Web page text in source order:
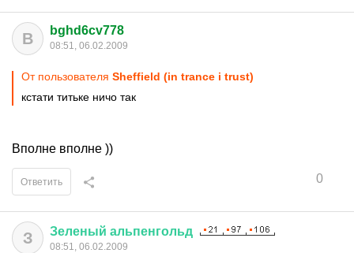
B bghd6cv778
08:51, 06.02.2009
От пользователя Sheffield (in trance i trust)
кстати титьке ничо так
Вполне вполне ))
0
Ответить
З Зеленый альпенгольд
08:51, 06.02.2009